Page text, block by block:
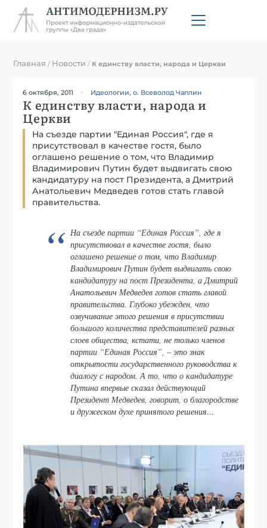
Главная / Новости / К единству власти, народа и Церкви
6 октября, 2011 Идеологии,о. Всеволод Чаплин
К единству власти, народа и
Церкви
На съезде партии "Единая Россия", где я
присутствовал в качестве гостя, было
оглашено решение о том, что Владимир
Владимирович Путин будет выдвигать свою
кандидатуру на пост Президента, а Дмитрий
Анатольевич Медведев готов стать главой
правительства.
На съезде партии “Единая Россия”, где я
присутствовал в качестве гостя, было
оглашено решение о том, что Владимир
Владимирович Путин будет выдвигать свою
кандидатуру на пост Президента, а Дмитрий
Анатольевич Медведев готов стать главой
правительства. Глубоко убежден, что
озвучивание этого решения в присутствии
большого количества представителей разных
слоев общества, кстати, не только членов
партии “Единая Россия”, – это знак
открытости государственного руководства к
диалогу с народом. А то, что о кандидатуре
Путина впервые сказал действующий
Президент Медведев, говорит, о благородстве
и дружеском духе принятого решения…